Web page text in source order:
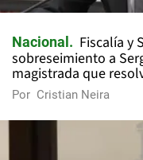
Nacional
Fiscalía y
sobreseimiento a
magistrada que
Por Cristian Neira